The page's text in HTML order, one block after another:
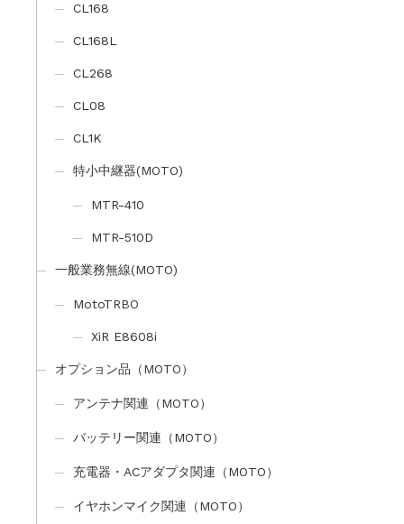
CL168
CL168L
CL268
CL08
CL1K
特小中継器(MOTO)
MTR-410
MTR-510D
一般業務無線(MOTO)
MotoTRBO
XiR E8608i
オプション品（MOTO）
アンテナ関連（MOTO）
バッテリー関連（MOTO）
充電器・ACアダプタ関連（MOTO）
イヤホンマイク関連（MOTO）